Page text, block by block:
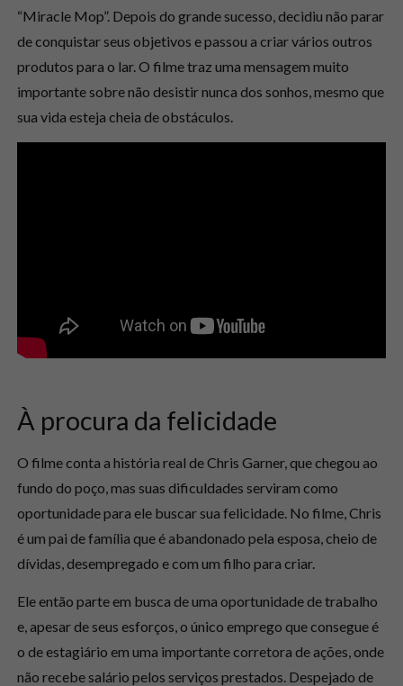
“Miracle Mop”. Depois do grande sucesso, decidiu não parar
de conquistar seus objetivos e passou a criar vários outros
produtos para o lar. O filme traz uma mensagem muito
importante sobre não desistir nunca dos sonhos, mesmo que
sua vida esteja cheia de obstáculos.
À procura da felicidade
O filme conta a história real de Chris Garner, que chegou ao
fundo do poço, mas suas dificuldades serviram como
oportunidade para ele buscar sua felicidade. No filme, Chris
é um pai de família que é abandonado pela esposa, cheio de
dívidas, desempregado e com um filho para criar.
Ele então parte em busca de uma oportunidade de trabalho
e, apesar de seus esforços, o único emprego que consegue é
o de estagiário em uma importante corretora de ações, onde
não recebe salário pelos serviços prestados. Despejado de